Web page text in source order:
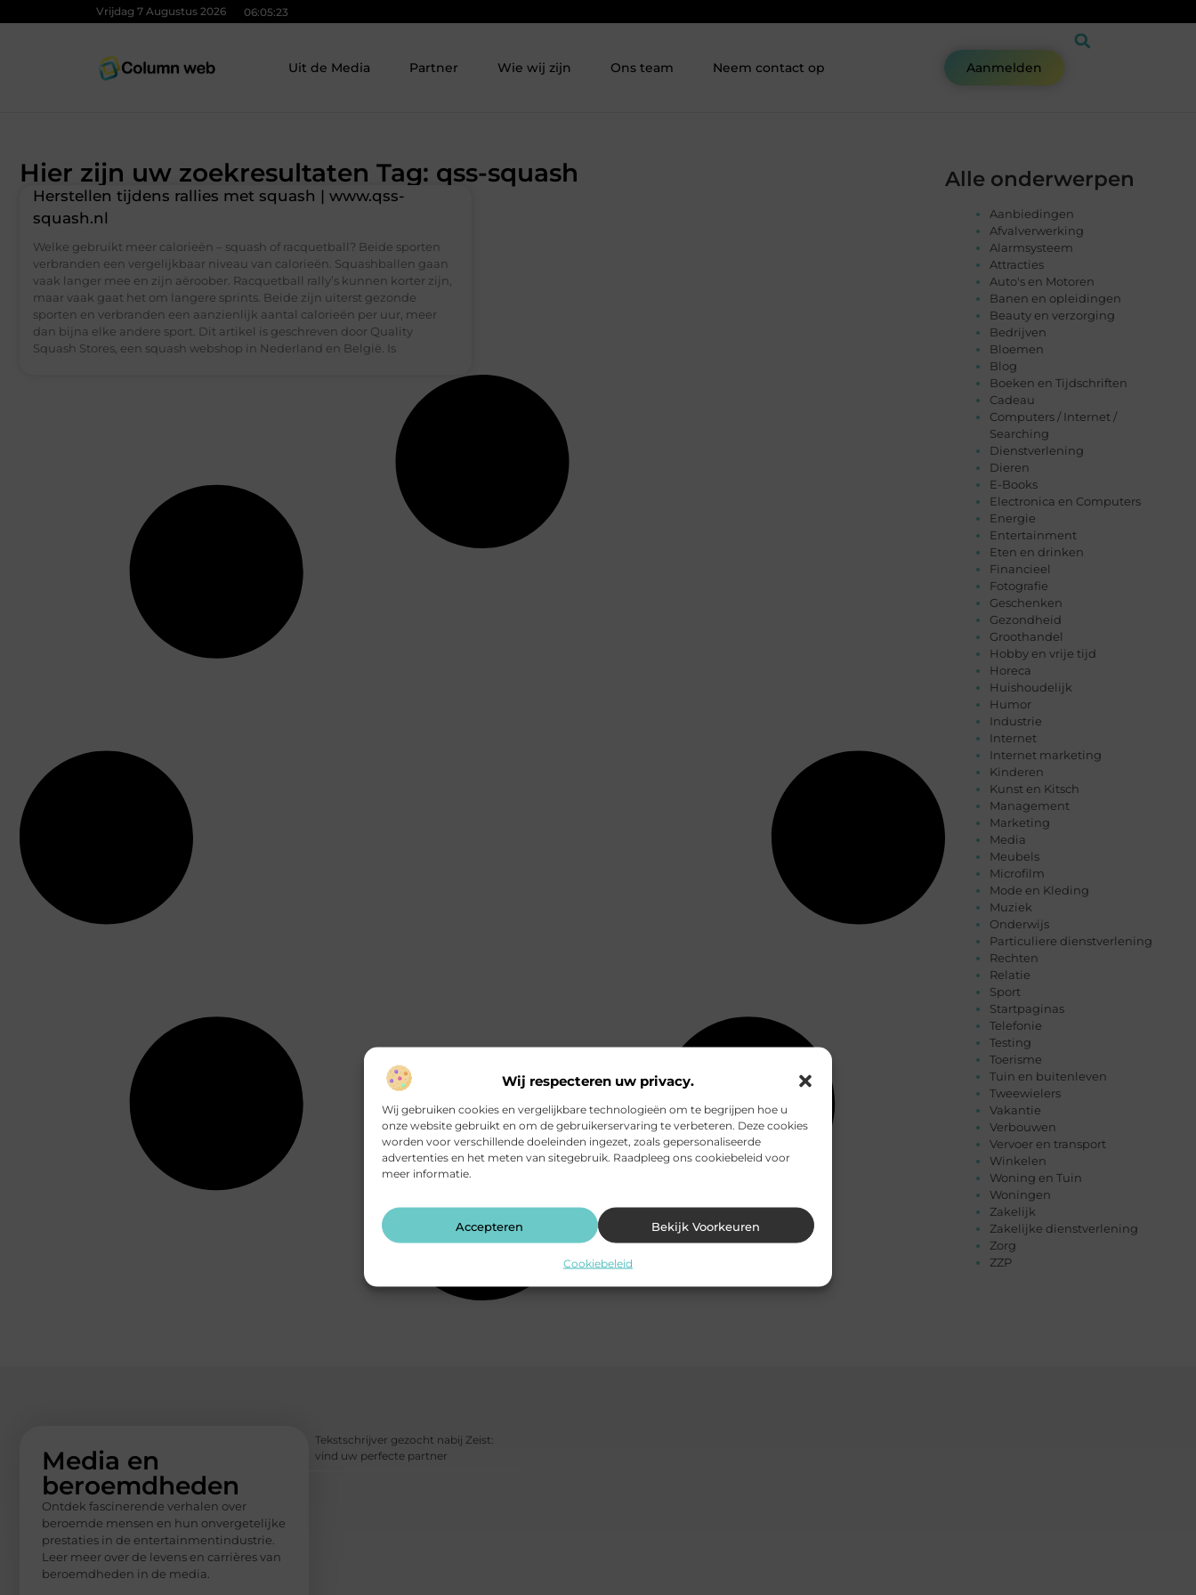
Wij respecteren uw privacy.
Wij gebruiken cookies en vergelijkbare technologieën om te begrijpen hoe u
onze website gebruikt en om de gebruikerservaring te verbeteren. Deze cookies
worden voor verschillende doeleinden ingezet, zoals gepersonaliseerde
advertenties en het meten van sitegebruik. Raadpleeg ons cookiebeleid voor
meer informatie.
Accepteren Bekijk Voorkeuren
Cookiebeleid
Vrijdag 7 Augustus 2026 06:05:23
Uit de Media Partner Wie wij zijn Ons team Neem contact op Aanmelden
Hier zijn uw zoekresultaten Tag: qss-squash
Herstellen tijdens rallies met squash | www.qss-
squash.nl
Welke gebruikt meer calorieën – squash of racquetball? Beide sporten
verbranden een vergelijkbaar niveau van calorieën. Squashballen gaan
vaak langer mee en zijn aëroober. Racquetball rally’s kunnen korter zijn,
maar vaak gaat het om langere sprints. Beide zijn uiterst gezonde
sporten en verbranden een aanzienlijk aantal calorieën per uur, meer
dan bijna elke andere sport. Dit artikel is geschreven door Quality
Squash Stores, een squash webshop in Nederland en België. Is
Alle onderwerpen
Aanbiedingen
Afvalverwerking
Alarmsysteem
Attracties
Auto's en Motoren
Banen en opleidingen
Beauty en verzorging
Bedrijven
Bloemen
Blog
Boeken en Tijdschriften
Cadeau
Computers / Internet /
Searching
Dienstverlening
Dieren
E-Books
Electronica en Computers
Energie
Entertainment
Eten en drinken
Financieel
Fotografie
Geschenken
Gezondheid
Groothandel
Hobby en vrije tijd
Horeca
Huishoudelijk
Humor
Industrie
Internet
Internet marketing
Kinderen
Kunst en Kitsch
Management
Marketing
Media
Meubels
Microfilm
Mode en Kleding
Muziek
Onderwijs
Particuliere dienstverlening
Rechten
Relatie
Sport
Startpaginas
Telefonie
Testing
Toerisme
Tuin en buitenleven
Tweewielers
Vakantie
Verbouwen
Vervoer en transport
Winkelen
Woning en Tuin
Woningen
Zakelijk
Zakelijke dienstverlening
Zorg
ZZP
Media en
beroemdheden
Ontdek fascinerende verhalen over
beroemde mensen en hun onvergetelijke
prestaties in de entertainmentindustrie.
Leer meer over de levens en carrières van
beroemdheden in de media.
Tekstschrijver gezocht nabij Zeist:
vind uw perfecte partner